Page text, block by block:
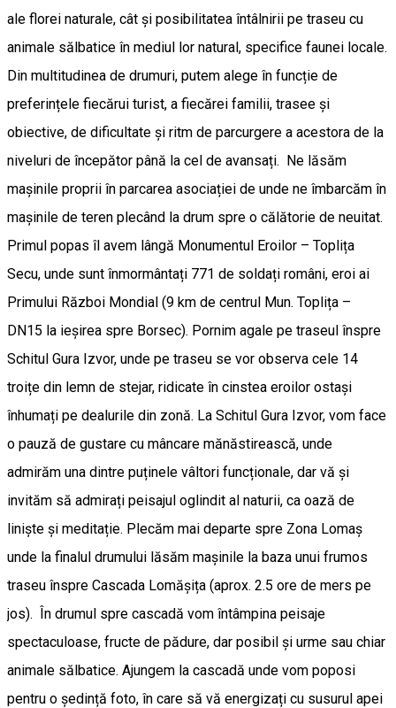
ale florei naturale, cât și posibilitatea întâlnirii pe traseu cu
animale sălbatice în mediul lor natural, specifice faunei locale.
Din multitudinea de drumuri, putem alege în funcție de
preferințele fiecărui turist, a fiecărei familii, trasee și
obiective, de dificultate și ritm de parcurgere a acestora de la
niveluri de începător până la cel de avansați. Ne lăsăm
mașinile proprii în parcarea asociației de unde ne îmbarcăm în
mașinile de teren plecând la drum spre o călătorie de neuitat.
Primul popas îl avem lângă Monumentul Eroilor – Toplița
Secu, unde sunt înmormântați 771 de soldați români, eroi ai
Primului Război Mondial (9 km de centrul Mun. Toplița –
DN15 la ieșirea spre Borsec). Pornim agale pe traseul înspre
Schitul Gura Izvor, unde pe traseu se vor observa cele 14
troițe din lemn de stejar, ridicate în cinstea eroilor ostași
înhumați pe dealurile din zonă. La Schitul Gura Izvor, vom face
o pauză de gustare cu mâncare mănăstirească, unde
admirăm una dintre puținele vâltori funcționale, dar vă și
invităm să admirați peisajul oglindit al naturii, ca oază de
liniște și meditație. Plecăm mai departe spre Zona Lomaș
unde la finalul drumului lăsăm mașinile la baza unui frumos
traseu înspre Cascada Lomășița (aprox. 2.5 ore de mers pe
jos). În drumul spre cascadă vom întâmpina peisaje
spectaculoase, fructe de pădure, dar posibil și urme sau chiar
animale sălbatice. Ajungem la cascadă unde vom poposi
pentru o ședință foto, în care să vă energizați cu susurul apei